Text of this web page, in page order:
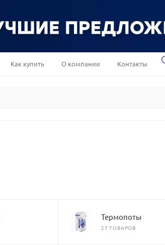
Как купить О компании Контакты
Термопоты
27 ТОВАРОВ